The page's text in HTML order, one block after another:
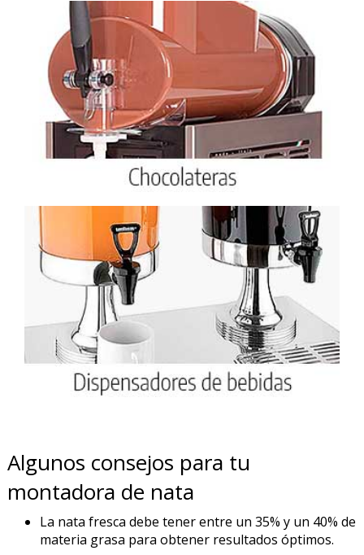
Algunos consejos para tu
montadora de nata
La nata fresca debe tener entre un 35% y un 40% de
materia grasa para obtener resultados óptimos.